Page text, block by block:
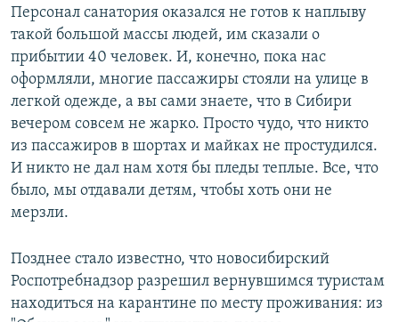
Персонал санатория оказался не готов к наплыву
такой большой массы людей, им сказали о
прибытии 40 человек. И, конечно, пока нас
оформляли, многие пассажиры стояли на улице в
легкой одежде, а вы сами знаете, что в Сибири
вечером совсем не жарко. Просто чудо, что никто
из пассажиров в шортах и майках не простудился.
И никто не дал нам хотя бы пледы теплые. Все, что
было, мы отдавали детям, чтобы хоть они не
мерзли.
Позднее стало известно, что новосибирский
Роспотребнадзор разрешил вернувшимся туристам
находиться на карантине по месту проживания: из